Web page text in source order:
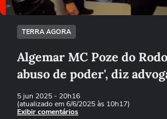
TERRA AGORA
Algemar MC Poze do
abuso de poder', diz
5 jun 2025- 20h16
(atualizado em 6/6/2025 às 10h17)
Exibir comentários